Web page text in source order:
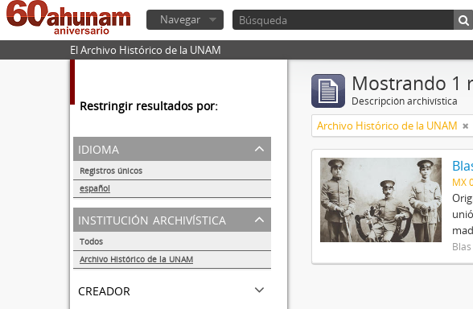
Navegar
El Archivo Histórico de la UNAM
Restringir resultados por:
idioma
Registros únicos
español
1
institución archivística
Todos
Archivo Histórico de la UNAM
creador
Mostrando 1
Descripción archivística
Archivo Histórico de la UNAM
MX